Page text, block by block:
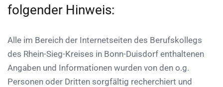
folgender Hinweis:
Alle im Bereich der Internetseiten des Berufskollegs
des Rhein-Sieg-Kreises in Bonn-Duisdorf enthaltenen
Angaben und Informationen wurden von den o.g.
Personen oder Dritten sorgfältig recherchiert und